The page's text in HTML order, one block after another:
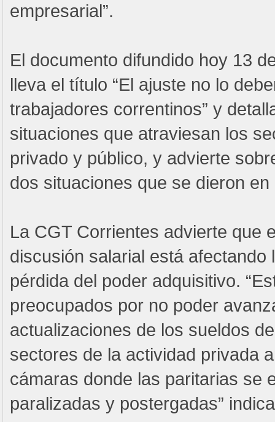
empresarial”.
El documento difundido hoy 13
lleva el título “El ajuste no lo
trabajadores correntinos” y
situaciones que atraviesan los
privado y público, y advierte
dos situaciones que se dieron
La CGT Corrientes advierte que
discusión salarial está afectando
pérdida del poder adquisitivo.
preocupados por no poder
actualizaciones de los sueldos
sectores de la actividad privada
cámaras donde las paritarias se
paralizadas y postergadas”